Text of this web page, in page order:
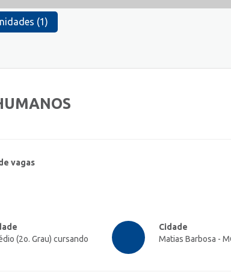
(1)
vagas
(2o. Grau) cursando
Cidade
Matias Barbosa -